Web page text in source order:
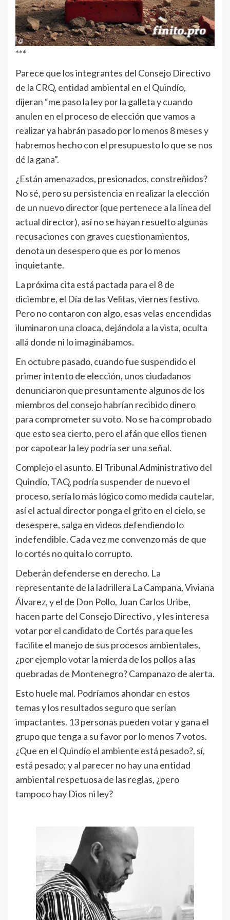
***
Parece que los integrantes del Consejo Directivo
de la CRQ, entidad ambiental en el Quindío,
dijeran “me paso la ley por la galleta y cuando
anulen en el proceso de elección que vamos a
realizar ya habrán pasado por lo menos 8 meses y
habremos hecho con el presupuesto lo que se nos
dé la gana”.
¿Están amenazados, presionados, constreñidos?
No sé, pero su persistencia en realizar la elección
de un nuevo director (que pertenece a la línea del
actual director), así no se hayan resuelto algunas
recusaciones con graves cuestionamientos,
denota un desespero que es por lo menos
inquietante.
La próxima cita está pactada para el 8 de
diciembre, el Día de las Velitas, viernes festivo.
Pero no contaron con algo, esas velas encendidas
iluminaron una cloaca, dejándola a la vista, oculta
allá donde ni lo imaginábamos.
En octubre pasado, cuando fue suspendido el
primer intento de elección, unos ciudadanos
denunciaron que presuntamente algunos de los
miembros del consejo habrían recibido dinero
para comprometer su voto. No se ha comprobado
que esto sea cierto, pero el afán que ellos tienen
por capotear la ley podría ser una señal.
Complejo el asunto. El Tribunal Administrativo del
Quindío, TAQ, podría suspender de nuevo el
proceso, sería lo más lógico como medida cautelar,
así el actual director ponga el grito en el cielo, se
desespere, salga en videos defendiendo lo
indefendible. Cada vez me convenzo más de que
lo cortés no quita lo corrupto.
Deberán defenderse en derecho. La
representante de la ladrillera La Campana, Viviana
Álvarez, y el de Don Pollo, Juan Carlos Uribe,
hacen parte del Consejo Directivo , y les interesa
votar por el candidato de Cortés para que les
facilite el manejo de sus procesos ambientales,
¿por ejemplo votar la mierda de los pollos a las
quebradas de Montenegro? Campanazo de alerta.
Esto huele mal. Podríamos ahondar en estos
temas y los resultados seguro que serían
impactantes. 13 personas pueden votar y gana el
grupo que tenga a su favor por lo menos 7 votos.
¿Que en el Quindío el ambiente está pesado?, sí,
está pesado; y al parecer no hay una entidad
ambiental respetuosa de las reglas, ¿pero
tampoco hay Dios ni ley?